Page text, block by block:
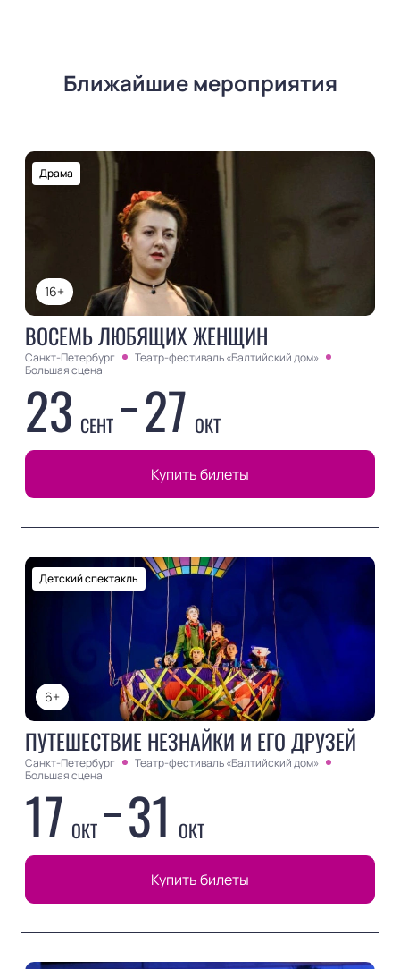
Ближайшие мероприятия
16+
Драма
ВОСЕМЬ ЛЮБЯЩИХ ЖЕНЩИН
Санкт-Петербург
Театр-фестиваль «Балтийский дом»
Большая сцена
23 СЕНТ 27 ОКТ
Купить билеты
6+
Детский спектакль
ПУТЕШЕСТВИЕ НЕЗНАЙКИ И ЕГО ДРУЗЕЙ
Санкт-Петербург
Театр-фестиваль «Балтийский дом»
Большая сцена
17 ОКТ 31 ОКТ
Купить билеты